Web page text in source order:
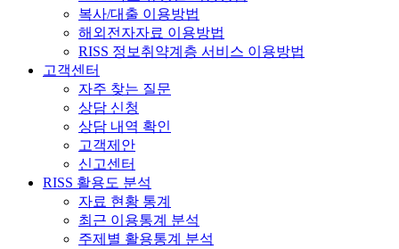
복사/대출 이용방법
해외전자자료 이용방법
RISS 정보취약계층 서비스 이용방법
고객센터
자주 찾는 질문
상담 신청
상담 내역 확인
고객제안
신고센터
RISS 활용도 분석
자료 현황 통계
최근 이용통계 분석
주제별 활용통계 분석